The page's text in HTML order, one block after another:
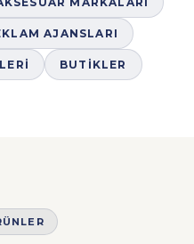
AJANSLARI
BUTIKLER